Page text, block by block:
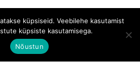
küpsiseid. Veebilehe kasutamist
küpsiste kasutamisega.
Nõustun